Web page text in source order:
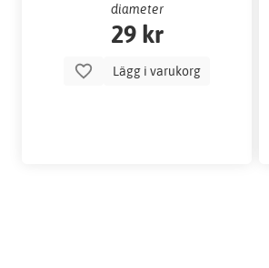
diameter
29 kr
Lägg i varukorg